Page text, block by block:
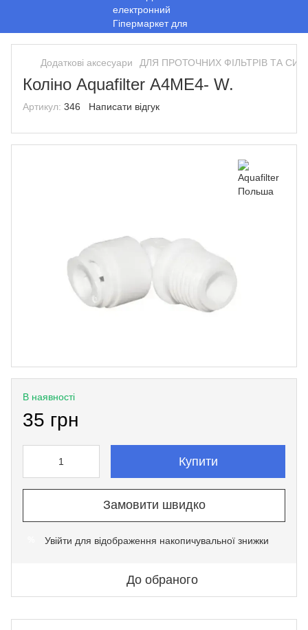
Додаткові аксесуари ДЛЯ ПРОТОЧНИХ ФІЛЬТРІВ ТА
Коліно Aquafilter А4МЕ4- W.
Артикул: 346 Написати відгук
В наявності
35 грн
Купити
Замовити швидко
Увійти для відображення накопичувальної знижки
До обраного